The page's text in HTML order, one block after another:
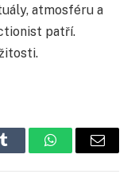
atmosféru a
patří.
Tumblr WhatsApp
E-